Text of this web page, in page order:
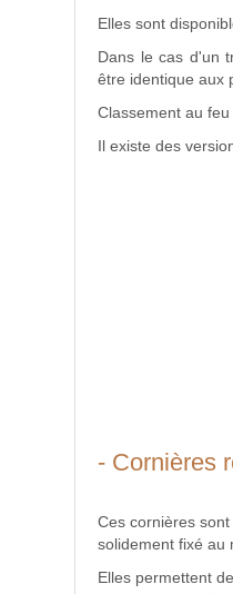
Elles sont
Dans le cas d'un
être identique aux
Classement au feu
Il existe des
- Cornières
Ces cornières
solidement fixé au
Elles permettent